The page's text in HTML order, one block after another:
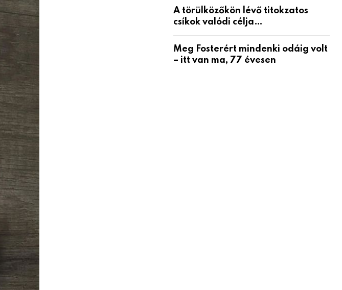
A törülközőkön lévő titokzatos
csíkok valódi célja…
Meg Fosterért mindenki odáig volt
– itt van ma, 77 évesen